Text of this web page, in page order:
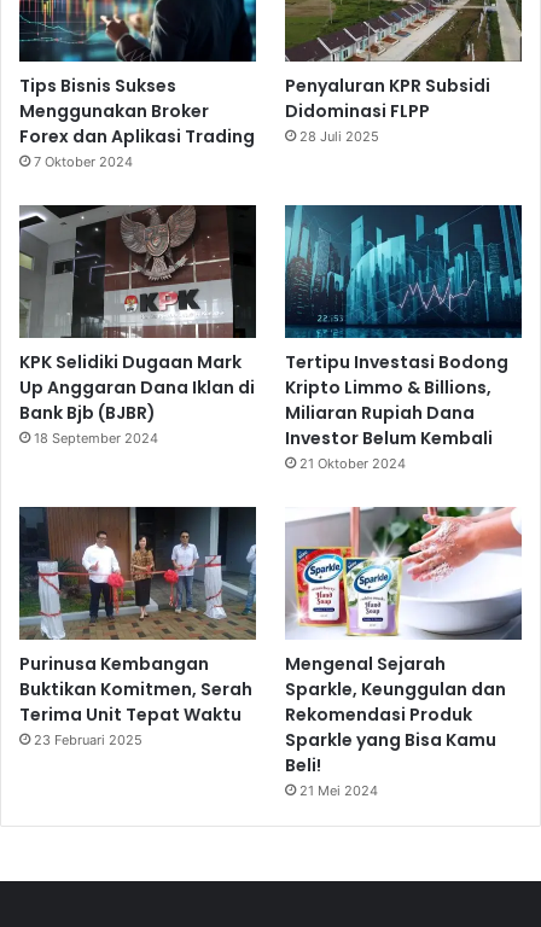
Tips Bisnis Sukses
Menggunakan Broker
Forex dan Aplikasi Trading
7 Oktober 2024
Penyaluran KPR Subsidi
Didominasi FLPP
28 Juli 2025
KPK Selidiki Dugaan Mark
Up Anggaran Dana Iklan di
Bank Bjb (BJBR)
18 September 2024
Tertipu Investasi Bodong
Kripto Limmo & Billions,
Miliaran Rupiah Dana
Investor Belum Kembali
21 Oktober 2024
Purinusa Kembangan
Buktikan Komitmen, Serah
Terima Unit Tepat Waktu
23 Februari 2025
Mengenal Sejarah
Sparkle, Keunggulan dan
Rekomendasi Produk
Sparkle yang Bisa Kamu
Beli!
21 Mei 2024